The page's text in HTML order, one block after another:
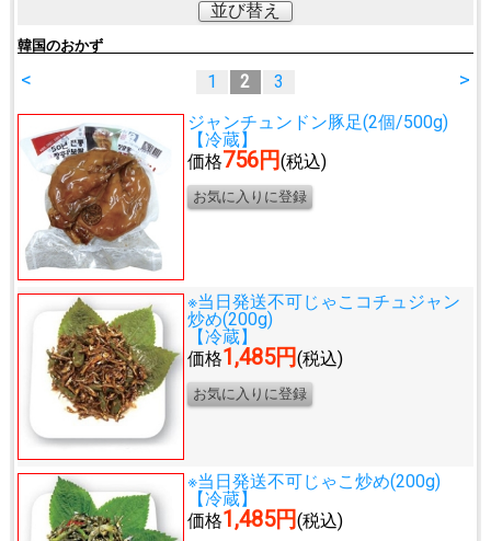
並び替え
韓国のおかず
< >
1 2
3
ジャンチュンドン豚足(2個/500g)
【冷蔵】
価格756円(税込)
※当日発送不可じゃこコチュジャン
炒め(200g)
【冷蔵】
価格1,485円(税込)
※当日発送不可じゃこ炒め(200g)
【冷蔵】
価格1,485円(税込)